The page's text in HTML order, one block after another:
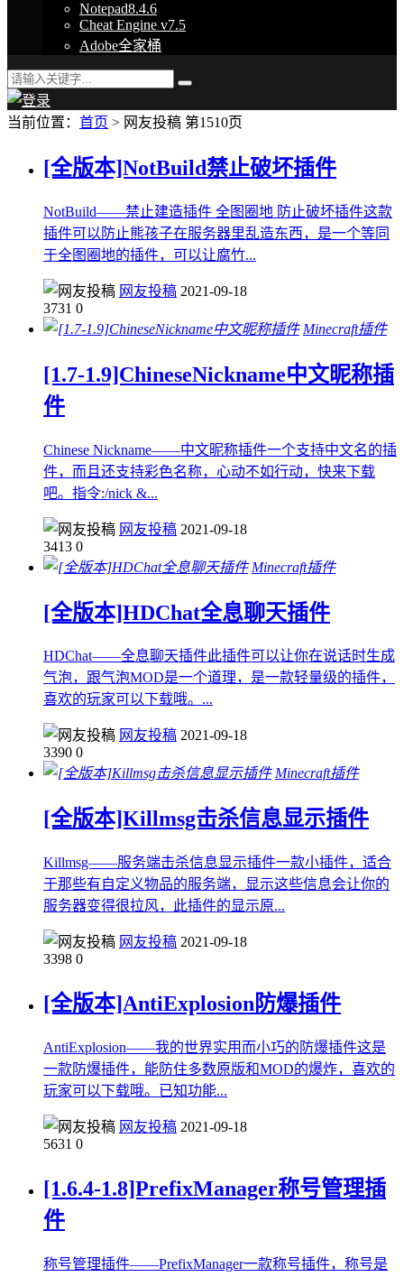
Notepad8.4.6
Cheat Engine v7.5
Adobe全家桶
当前位置： 首页 > 网友投稿 第1510页
[全版本]NotBuild禁止破坏插件
NotBuild——禁止建造插件 全图圈地 防止破坏插件这款
插件可以防止熊孩子在服务器里乱造东西，是一个等同
于全图圈地的插件，可以让腐竹...
网友投稿 2021-09-18
3731 0
Minecraft插件
[1.7-1.9]ChineseNickname中文昵称插
件
Chinese Nickname——中文昵称插件一个支持中文名的插
件，而且还支持彩色名称，心动不如行动，快来下载
吧。指令:/nick &...
网友投稿 2021-09-18
3413 0
Minecraft插件
[全版本]HDChat全息聊天插件
HDChat——全息聊天插件此插件可以让你在说话时生成
气泡，跟气泡MOD是一个道理，是一款轻量级的插件，
喜欢的玩家可以下载哦。...
网友投稿 2021-09-18
3390 0
Minecraft插件
[全版本]Killmsg击杀信息显示插件
Killmsg——服务端击杀信息显示插件一款小插件，适合
于那些有自定义物品的服务端，显示这些信息会让你的
服务器变得很拉风，此插件的显示原...
网友投稿 2021-09-18
3398 0
[全版本]AntiExplosion防爆插件
AntiExplosion——我的世界实用而小巧的防爆插件这是
一款防爆插件，能防住多数原版和MOD的爆炸，喜欢的
玩家可以下载哦。已知功能...
网友投稿 2021-09-18
5631 0
[1.6.4-1.8]PrefixManager称号管理插
件
称号管理插件——PrefixManager一款称号插件，称号是